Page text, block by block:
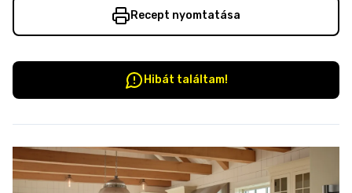
Recept nyomtatása
Hibát találtam!